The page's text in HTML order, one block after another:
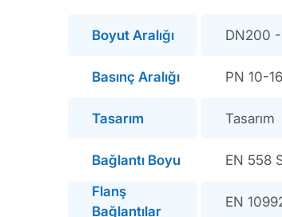
Boyut Aralığı DN200
Basınç Aralığı PN 10-
Tasarım Tasarım
Bağlantı Boyu EN 558
Flanş
Bağlantılar
EN